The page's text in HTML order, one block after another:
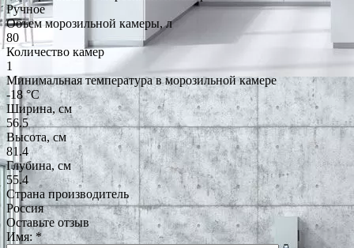
Ручное
Объем морозильной камеры, л
80
Количество камер
1
Минимальная температура в морозильной камере
-18 °C
Ширина, см
56.5
Высота, см
81.4
Глубина, см
55.4
Страна производитель
Россия
Оставьте отзыв
Имя:*